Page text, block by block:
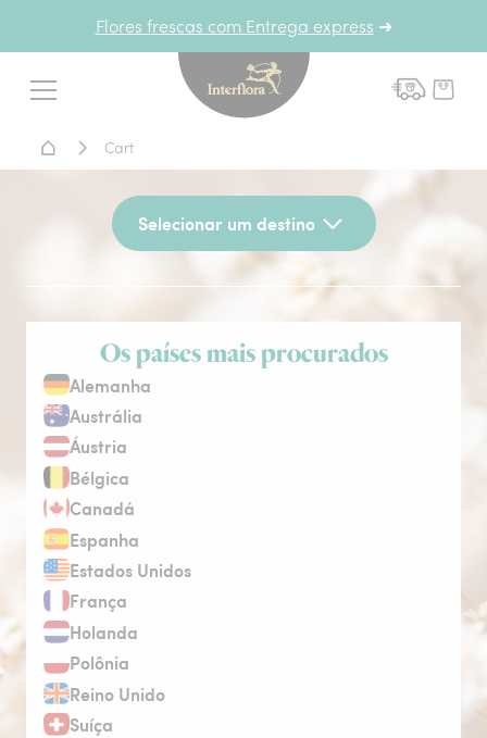
Flores frescas com Entrega express ➜
Menu
Interflora - entrega de
Home - Entrega de flores
Cart
Selecionar um destino
Os países mais procurados
Alemanha
Austrália
Áustria
Bélgica
Canadá
Espanha
Estados Unidos
França
Holanda
Polônia
Reino Unido
Suíça